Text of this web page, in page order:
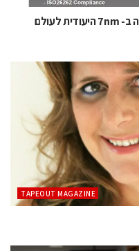
TSMC מספקת פלטפורמת תכנון ראשונה ב- 7nm היעודית לעולם
TAPEOUT MAGAZINE